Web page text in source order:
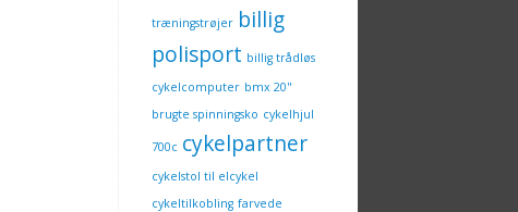
træningstrøjer billig
polisport billig trådløs
cykelcomputer bmx 20"
brugte spinningsko cykelhjul
700c cykelpartner
cykelstol til elcykel
cykeltilkobling farvede